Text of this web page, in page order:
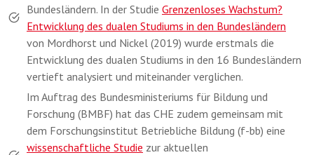
Bundesländern. In der Studie Grenzenloses Wachstum?
Entwicklung des dualen Studiums in den Bundesländern
von Mordhorst und Nickel (2019) wurde erstmals die
Entwicklung des dualen Studiums in den 16 Bundesländern
vertieft analysiert und miteinander verglichen.
Im Auftrag des Bundesministeriums für Bildung und
Forschung (BMBF) hat das CHE zudem gemeinsam mit
dem Forschungsinstitut Betriebliche Bildung (f-bb) eine
wissenschaftliche Studie zur aktuellen